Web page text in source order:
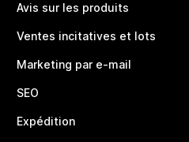
Avis sur les produits
Ventes incitatives et lots
Marketing par e-mail
SEO
Expédition